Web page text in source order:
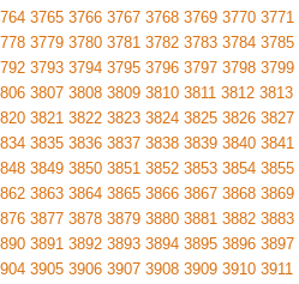
3765 3766 3767 3768 3769 3770 3771
3779 3780 3781 3782 3783 3784 3785
3793 3794 3795 3796 3797 3798 3799
3807 3808 3809 3810 3811 3812 3813
3821 3822 3823 3824 3825 3826 3827
3835 3836 3837 3838 3839 3840 3841
3849 3850 3851 3852 3853 3854 3855
3863 3864 3865 3866 3867 3868 3869
3877 3878 3879 3880 3881 3882 3883
3891 3892 3893 3894 3895 3896 3897
3905 3906 3907 3908 3909 3910 3911